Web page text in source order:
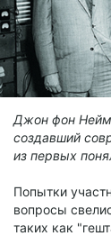
Джон фон
создавший
из первых
Попытки
вопросы
таких как